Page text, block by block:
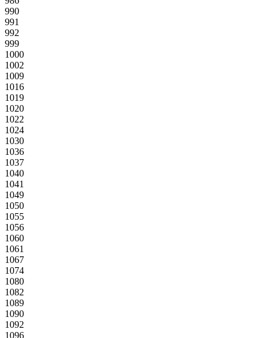
990
991
992
999
1000
1002
1009
1016
1019
1020
1022
1024
1030
1036
1037
1040
1041
1049
1050
1055
1056
1060
1061
1067
1074
1080
1082
1089
1090
1092
1096